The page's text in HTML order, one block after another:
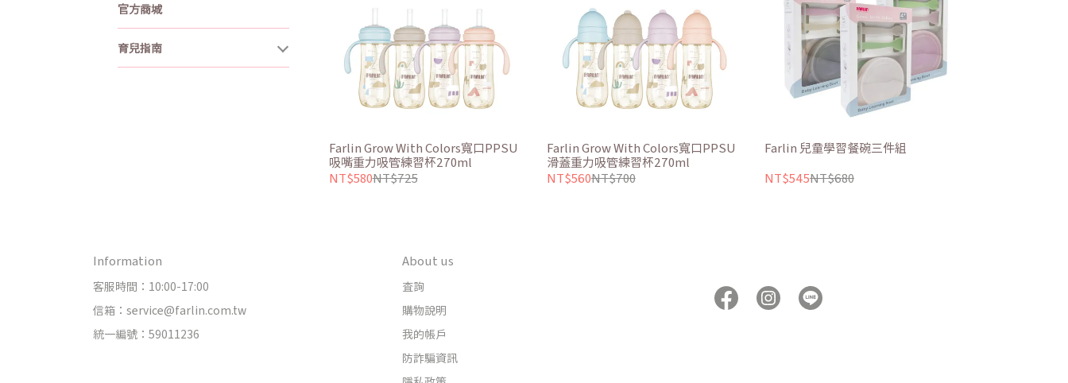
官方商城
育兒指南
Farlin Grow With Colors寬口PPSU
吸嘴重力吸管練習杯270ml
NT$580NT$725
Farlin Grow With Colors寬口PPSU
滑蓋重力吸管練習杯270ml
NT$560NT$700
Farlin 兒童學習餐碗三件組
NT$545NT$680
Information
客服時間：10:00-17:00
信箱：service@farlin.com.tw
統一編號：59011236
About us
查詢
購物說明
我的帳戶
防詐騙資訊